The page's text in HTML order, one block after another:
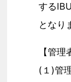
する
となり
【管理
(１)管